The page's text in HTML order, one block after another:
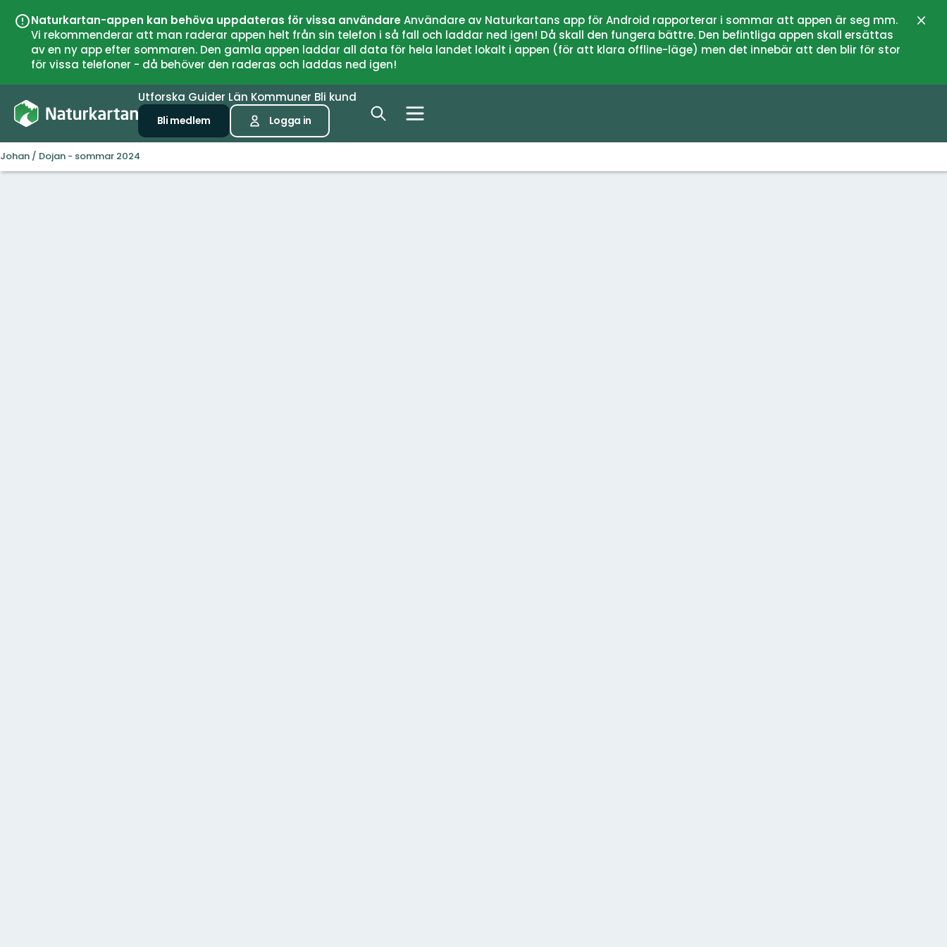
Naturkartan-appen kan behöva uppdateras för vissa användareAnvändare av Naturkartans app för Android rapporterar i sommar att appen är seg mm.
Vi rekommenderar att man raderar appen helt från sin telefon i så fall och laddar ned igen! Då skall den fungera bättre. Den befintliga appen skall ersättas
av en ny app efter sommaren. Den gamla appen laddar all data för hela landet lokalt i appen (för att klara offline-läge) men det innebär att den blir för stor
för vissa telefoner - då behöver den raderas och laddas ned igen!
Utforska Guider Län Kommuner Bli kund
Bli medlem Logga in
Johan / Dojan - sommar 2024